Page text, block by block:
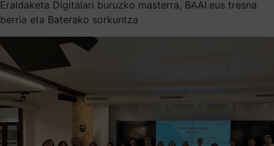
Eraldaketa Digitalari buruzko masterra, BAAI.eus tresna
berria eta Baterako sorkuntza